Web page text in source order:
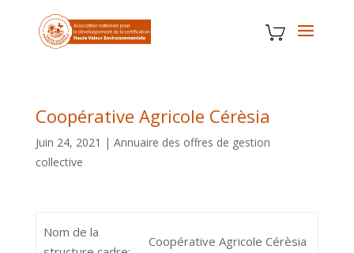
Coopérative Agricole Cérèsia
Juin 24, 2021 | Annuaire des offres de gestion
collective
Nom de la
Coopérative Agricole Cérèsia